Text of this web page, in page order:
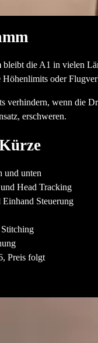
bleibt die A1 in vielen
oder
verhindern, wenn die
erschweren.
und unten
Head Tracking
Steuerung
Preis folgt